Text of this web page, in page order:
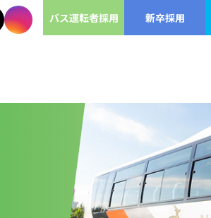
バス運転者採用 新卒採用